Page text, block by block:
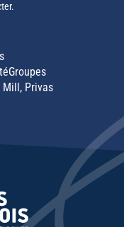
Groupes
Mill, Privas